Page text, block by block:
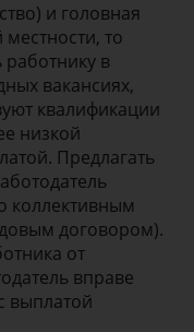
и головная
то
в
вакансиях,
квалификации
низкой
Предлагать
коллективным
договором).
от
вправе
выплатой